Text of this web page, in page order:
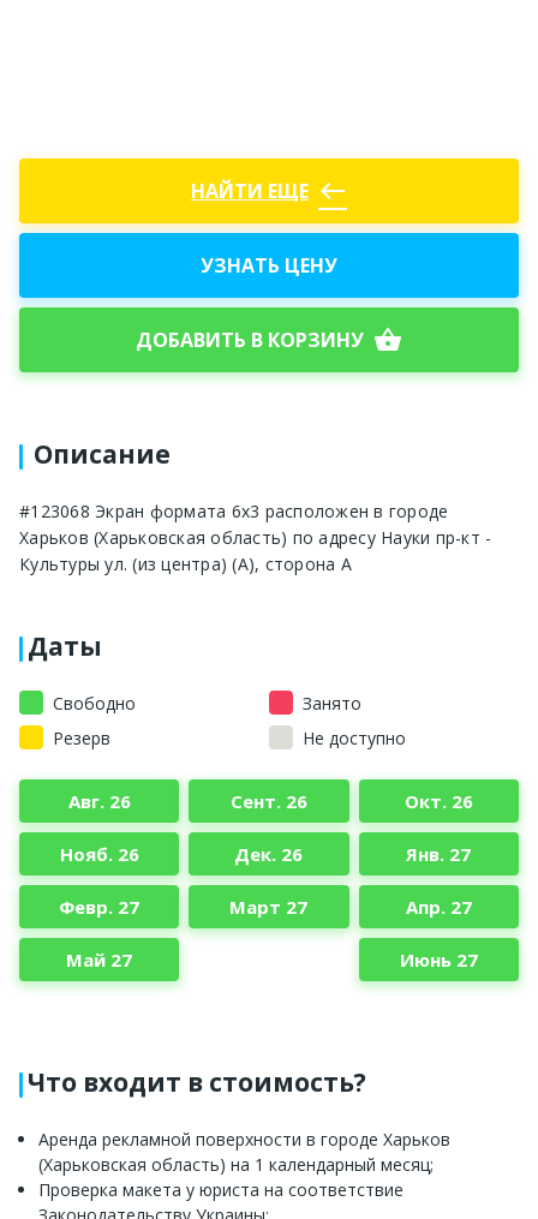
НАЙТИ ЕЩЕ west
УЗНАТЬ ЦЕНУ
ДОБАВИТЬ В КОРЗИНУ shopping_basket
Описание
#123068 Экран формата 6х3 расположен в городе
Харьков (Харьковская область) по адресу Науки пр-кт -
Культуры ул. (из центра) (А), сторона А
Даты
Свободно
Занято
Резерв
Не доступно
Авг. 26 Сент. 26 Окт. 26
Нояб. 26 Дек. 26 Янв. 27
Февр. 27 Март 27 Апр. 27
Май 27 Июнь 27
Что входит в стоимость?
Аренда рекламной поверхности в городе Харьков
(Харьковская область) на 1 календарный месяц;
Проверка макета у юриста на соответствие